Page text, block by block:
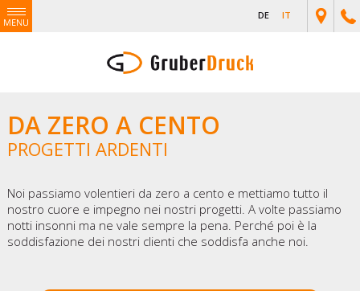
DE IT
DA ZERO A CENTO
PROGETTI ARDENTI
Noi passiamo volentieri da zero a cento e mettiamo tutto il
nostro cuore e impegno nei nostri progetti. A volte passiamo
notti insonni ma ne vale sempre la pena. Perché poi è la
soddisfazione dei nostri clienti che soddisfa anche noi.